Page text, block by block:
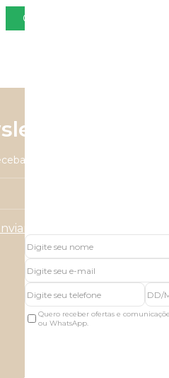
Quero receber ofertas e
ou WhatsApp.
Comprar
nossas ofertas.